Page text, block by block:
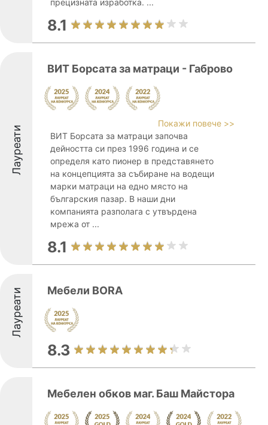
прецизната изработка. ...
8.1
Лауреати
ВИТ Борсата за матраци - Габрово
Покажи повече >>
ВИТ Борсата за матраци започва
дейността си през 1996 година и се
определя като пионер в представянето
на концепцията за събиране на водещи
марки матраци на едно място на
българския пазар. В наши дни
компанията разполага с утвърдена
мрежа от ...
8.1
Лауреати Мебели BORA
8.3
Мебелен обков маг. Баш Майстора